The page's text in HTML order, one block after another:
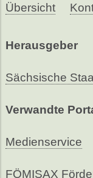
Übersicht
Herausgeber
Sächsische
Verwandte
Medienservice
FÖMISAX